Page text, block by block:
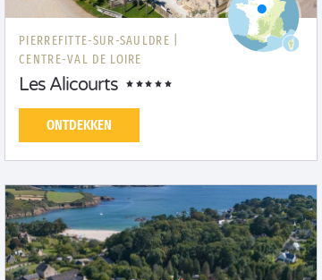
PIERREFITTE-SUR-SAULDRE |
CENTRE-VAL DE LOIRE
Les Alicourts
ONTDEKKEN